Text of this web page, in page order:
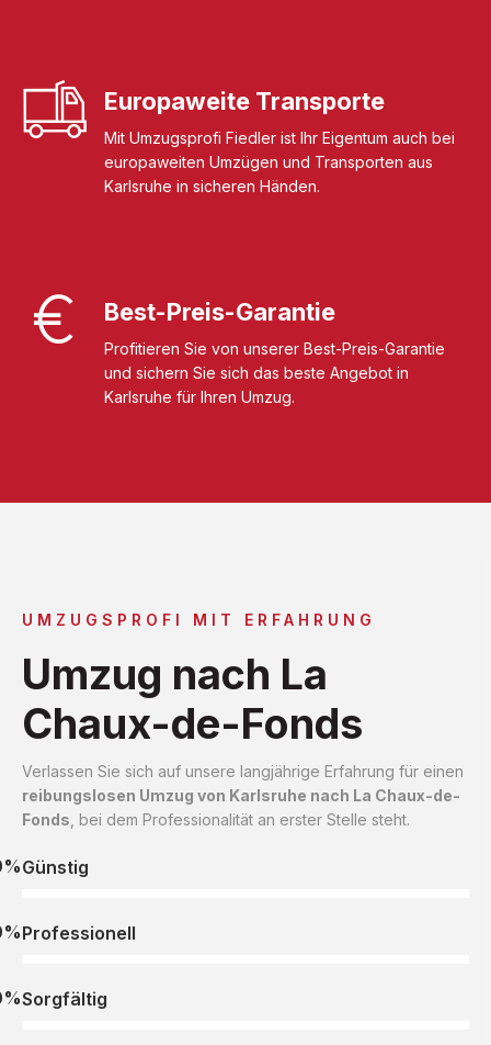
Europaweite Transporte
Mit Umzugsprofi Fiedler ist Ihr Eigentum auch bei
europaweiten Umzügen und Transporten aus
Karlsruhe in sicheren Händen.
Best-Preis-Garantie
Profitieren Sie von unserer Best-Preis-Garantie
und sichern Sie sich das beste Angebot in
Karlsruhe für Ihren Umzug.
UMZUGSPROFI MIT ERFAHRUNG
Umzug nach La
Chaux-de-Fonds
Verlassen Sie sich auf unsere langjährige Erfahrung für einen
reibungslosen Umzug von Karlsruhe nach La Chaux-de-
Fonds , bei dem Professionalität an erster Stelle steht.
Günstig
Professionell
Sorgfältig